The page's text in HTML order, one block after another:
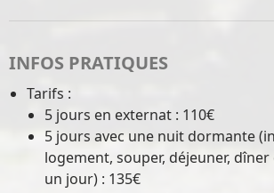
INFOS PRATIQUES
Tarifs :
5 jours en externat : 110€
5 jours avec une nuit dormante
logement, souper, déjeuner,
un jour) : 135€